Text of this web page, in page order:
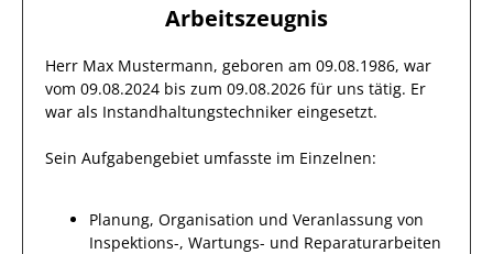
Arbeitszeugnis
Herr Max Mustermann, geboren am 09.08.1986, war
vom 09.08.2024 bis zum 09.08.2026 für uns tätig. Er
war als Instandhaltungstechniker eingesetzt.
Sein Aufgabengebiet umfasste im Einzelnen:
Planung, Organisation und Veranlassung von
Inspektions-, Wartungs- und Reparaturarbeiten